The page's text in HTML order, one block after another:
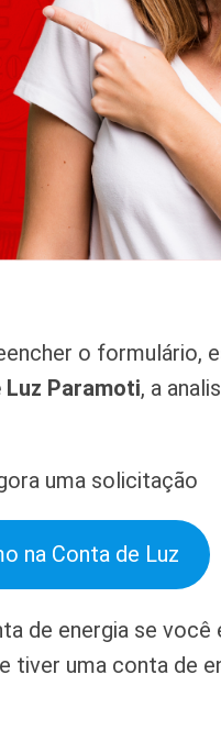
o formulário,
Paramoti, a
uma solicitação
na Conta de Luz
de energia se você
tiver uma conta de